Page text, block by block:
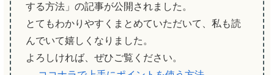
する方法」の記事が公開されました。
とてもわかりやすくまとめていただいて、私も読
んでいて嬉しくなりました。
よろしければ、ぜひご覧ください。